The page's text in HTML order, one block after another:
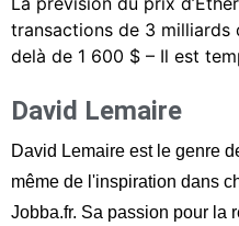
transactions de 3 milliards
delà de 1 600 $ – Il est
David Lemaire
David Lemaire est le genre
même de l'inspiration dans
Jobba.fr. Sa passion pour la